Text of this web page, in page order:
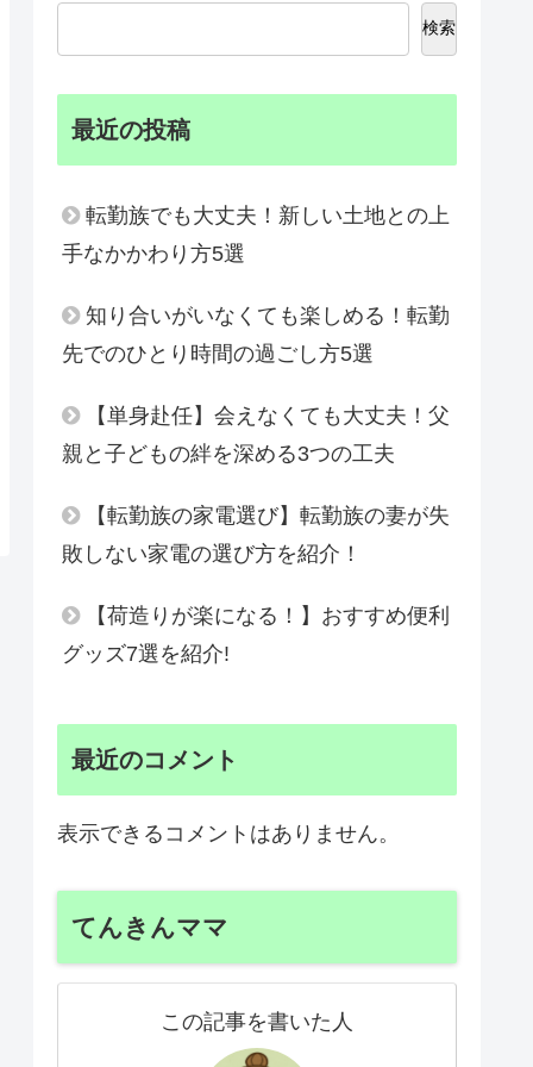
検索
最近の投稿
転勤族でも大丈夫！新しい土地との上
手なかかわり方5選
知り合いがいなくても楽しめる！転勤
先でのひとり時間の過ごし方5選
【単身赴任】会えなくても大丈夫！父
親と子どもの絆を深める3つの工夫
【転勤族の家電選び】転勤族の妻が失
敗しない家電の選び方を紹介！
【荷造りが楽になる！】おすすめ便利
グッズ7選を紹介!
最近のコメント
表示できるコメントはありません。
てんきんママ
この記事を書いた人